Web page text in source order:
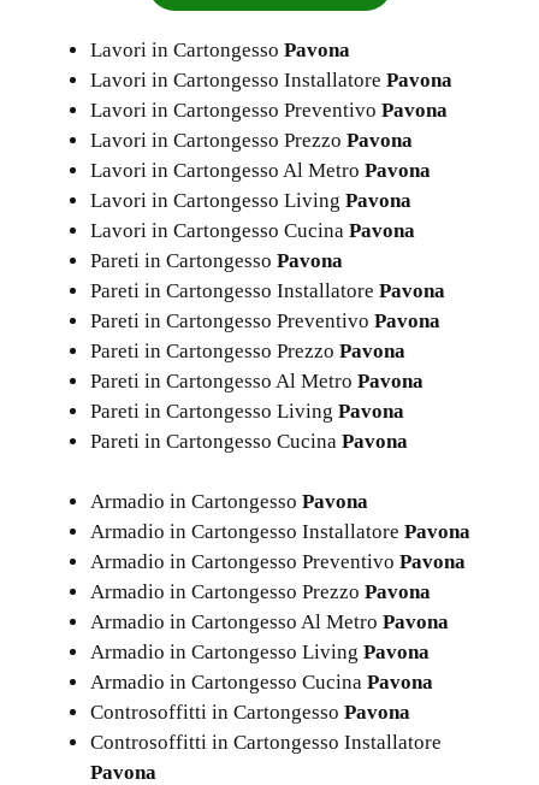
Lavori in Cartongesso Pavona
Lavori in Cartongesso Installatore Pavona
Lavori in Cartongesso Preventivo Pavona
Lavori in Cartongesso Prezzo Pavona
Lavori in Cartongesso Al Metro Pavona
Lavori in Cartongesso Living Pavona
Lavori in Cartongesso Cucina Pavona
Pareti in Cartongesso Pavona
Pareti in Cartongesso Installatore Pavona
Pareti in Cartongesso Preventivo Pavona
Pareti in Cartongesso Prezzo Pavona
Pareti in Cartongesso Al Metro Pavona
Pareti in Cartongesso Living Pavona
Pareti in Cartongesso Cucina Pavona
Armadio in Cartongesso Pavona
Armadio in Cartongesso Installatore Pavona
Armadio in Cartongesso Preventivo Pavona
Armadio in Cartongesso Prezzo Pavona
Armadio in Cartongesso Al Metro Pavona
Armadio in Cartongesso Living Pavona
Armadio in Cartongesso Cucina Pavona
Controsoffitti in Cartongesso Pavona
Controsoffitti in Cartongesso Installatore
Pavona